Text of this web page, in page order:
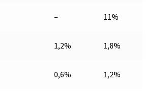
– 11%
1,2% 1,8%
0,6% 1,2%